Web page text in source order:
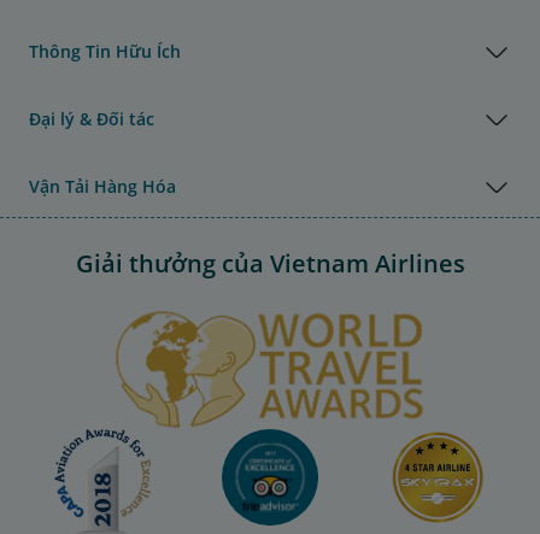
Thông Tin Hữu Ích
Đại lý & Đối tác
Vận Tải Hàng Hóa
Giải thưởng của Vietnam Airlines